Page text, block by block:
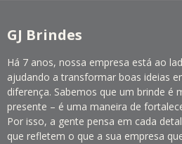
GJ Brindes
Há 7 anos, nossa empresa está ao
ajudando a transformar boas ideias
diferença. Sabemos que um brinde é
presente – é uma maneira de
Por isso, a gente pensa em cada
que refletem o que a sua empresa